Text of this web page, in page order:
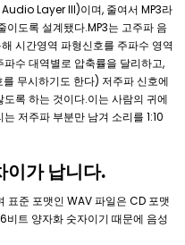
Layer III)이며, 줄여서 MP3라
이도록 설계됐다.MP3는 고주파 음
시간영역 파형신호를 주파수 영역
수 대역별로 압축률을 달리하고,
무시하기도 한다) 저주파 신호에
록 하는 것이다.이는 사람의 귀에
저주파 부분만 남겨 소리를 1:10
이가 납니다.
표준 포맷인 WAV 파일은 CD 포맷
비트 양자화 숫자이기 때문에 음성